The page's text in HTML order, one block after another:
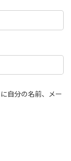
自分の名前、メー